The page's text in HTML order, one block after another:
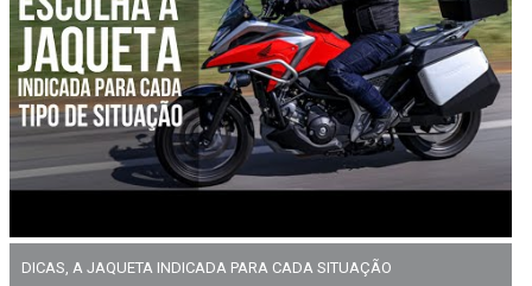
DICAS, A JAQUETA INDICADA PARA CADA SITUAÇÃO